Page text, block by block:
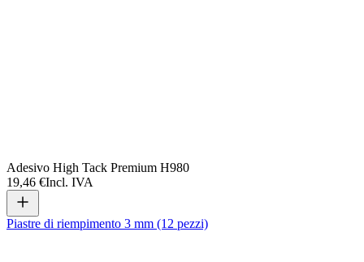
Adesivo High Tack Premium H980
19,46 €Incl. IVA
Piastre di riempimento 3 mm (12 pezzi)